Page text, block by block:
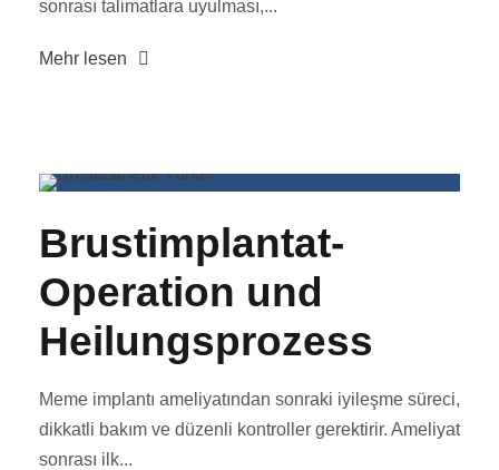
sonrası talimatlara uyulması,...
Mehr lesen
Brustimplantat-
Operation und
Heilungsprozess
Meme implantı ameliyatından sonraki iyileşme süreci,
dikkatli bakım ve düzenli kontroller gerektirir. Ameliyat
sonrası ilk...